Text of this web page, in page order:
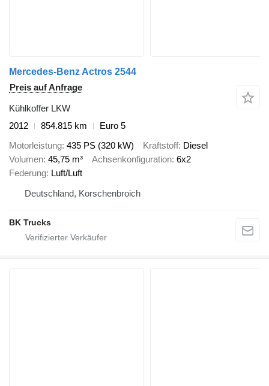
Mercedes-Benz Actros 2544
Preis auf Anfrage
Kühlkoffer LKW
2012
854.815 km
Euro 5
Motorleistung 435 PS (320 kW) Kraftstoff Diesel
Volumen 45,75 m³ Achsenkonfiguration 6x2
Federung Luft/Luft
Deutschland, Korschenbroich
BK Trucks